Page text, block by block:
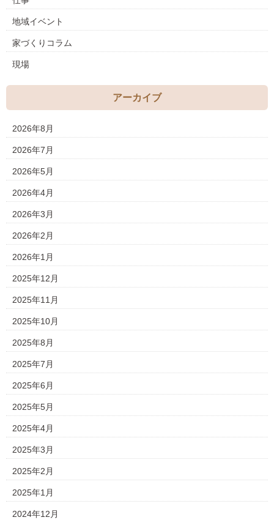
地域イベント
家づくりコラム
現場
アーカイブ
2026年8月
2026年7月
2026年5月
2026年4月
2026年3月
2026年2月
2026年1月
2025年12月
2025年11月
2025年10月
2025年8月
2025年7月
2025年6月
2025年5月
2025年4月
2025年3月
2025年2月
2025年1月
2024年12月